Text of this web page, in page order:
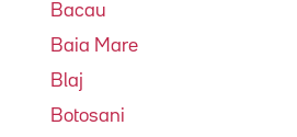
Bacau
Baia Mare
Blaj
Botosani